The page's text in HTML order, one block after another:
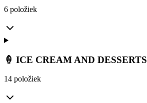
6 položiek
🍦 ICE CREAM AND DESSERTS
14 položiek